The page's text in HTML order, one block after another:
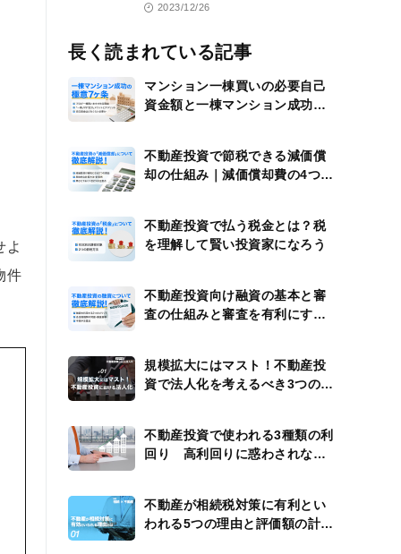
よ
件
2023/12/26
長く読まれている記事
マンション一棟買いの必要自己
資金額と一棟マンション成功の
不動産投資で節税できる減価償
却の仕組み｜減価償却費の4つの
不動産投資で払う税金とは？税
を理解して賢い投資家になろう
不動産投資向け融資の基本と審
査の仕組みと審査を有利にする
規模拡大にはマスト！不動産投
資で法人化を考えるべき3つのタ
不動産投資で使われる3種類の利
回り 高利回りに惑わされない
不動産が相続税対策に有利とい
われる5つの理由と評価額の計算